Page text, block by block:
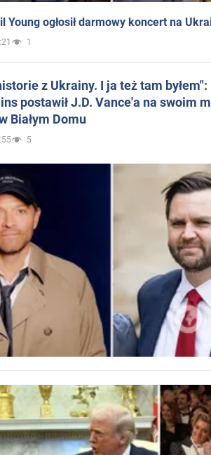
Young ogłosił darmowy koncert na
1
z Ukrainy. I ja też tam
postawił J.D. Vance'a na swoim
Białym Domu
5